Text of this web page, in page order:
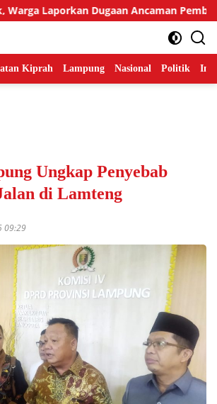
Dugaan Ancaman Pembunuhan
Kiprah Lampung Nasional Politik
Ungkap Penyebab
di Lamteng
09:29